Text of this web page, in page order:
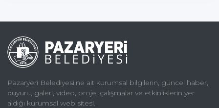
Pazaryeri Belediyesi'ne ait kurumsal bilgilerin, güncel haber,
duyuru, galeri, video, proje, çalışmalar ve etkinliklerin yer
aldığı kurumsal web sitesi.